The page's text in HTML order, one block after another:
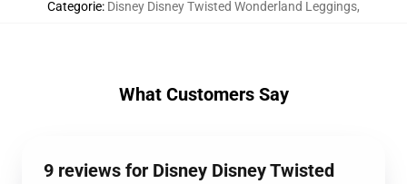
Categorie: Disney Disney Twisted Wonderland Leggings,
What Customers Say
9 reviews for Disney Disney Twisted